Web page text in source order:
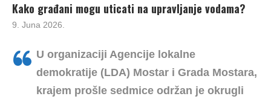
Kako građani mogu uticati na upravljanje vodama?
9. Juna 2026.
U organizaciji Agencije lokalne
demokratije (LDA) Mostar i Grada Mostara,
krajem prošle sedmice održan je okrugli